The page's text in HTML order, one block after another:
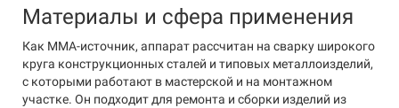
Материалы и сфера применения
Как MMA-источник, аппарат рассчитан на сварку широкого
круга конструкционных сталей и типовых металлоизделий,
с которыми работают в мастерской и на монтажном
участке. Он подходит для ремонта и сборки изделий из